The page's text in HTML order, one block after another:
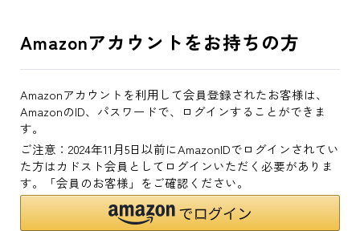
Amazonアカウントをお持ちの方
Amazonアカウントを利用して会員登録されたお客様は、
AmazonのID、パスワードで、ログインすることができま
す。
ご注意：2024年11月5日以前にAmazonIDでログインされてい
た方はカドスト会員としてログインいただく必要がありま
す。「会員のお客様」をご確認ください。